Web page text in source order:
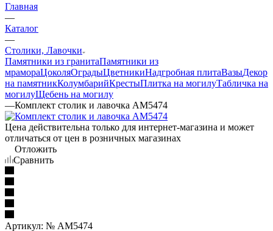
Главная
—
Каталог
—
Столики, Лавочки
Памятники из гранитаПамятники из
мрамораЦоколяОградыЦветникиНадгробная плитаВазыДекор
на памятникКолумбарийКрестыПлитка на могилуТабличка на
могилуЩебень на могилу
—Комплект столик и лавочка АМ5474
Цена действительна только для интернет-магазина и может
отличаться от цен в розничных магазинах
Отложить
Сравнить
Артикул: № AM5474